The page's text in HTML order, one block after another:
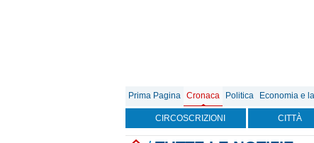
Prima Pagina Cronaca Politica Economia e
CIRCOSCRIZIONI CITTÀ